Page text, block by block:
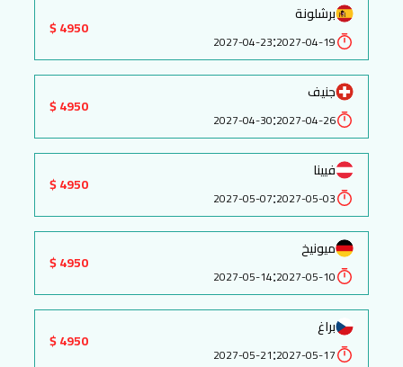
برشلونة
2027-04-19
:
2027-04-23
4950 $
جنيف
2027-04-26
:
2027-04-30
4950 $
فيينا
2027-05-03
:
2027-05-07
4950 $
ميونيخ
2027-05-10
:
2027-05-14
4950 $
براغ
2027-05-17
:
2027-05-21
4950 $